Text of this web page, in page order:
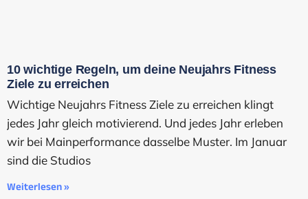
10 wichtige Regeln, um deine Neujahrs Fitness
Ziele zu erreichen
Wichtige Neujahrs Fitness Ziele zu erreichen klingt
jedes Jahr gleich motivierend. Und jedes Jahr erleben
wir bei Mainperformance dasselbe Muster. Im Januar
sind die Studios
Weiterlesen »